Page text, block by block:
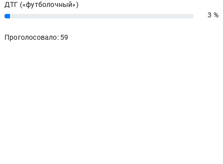
ДТГ («футболочный»)
3% 3 %
Проголосовало: 59